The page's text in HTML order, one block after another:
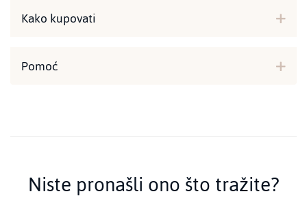
Kako kupovati
Pomoć
Niste pronašli ono što tražite?